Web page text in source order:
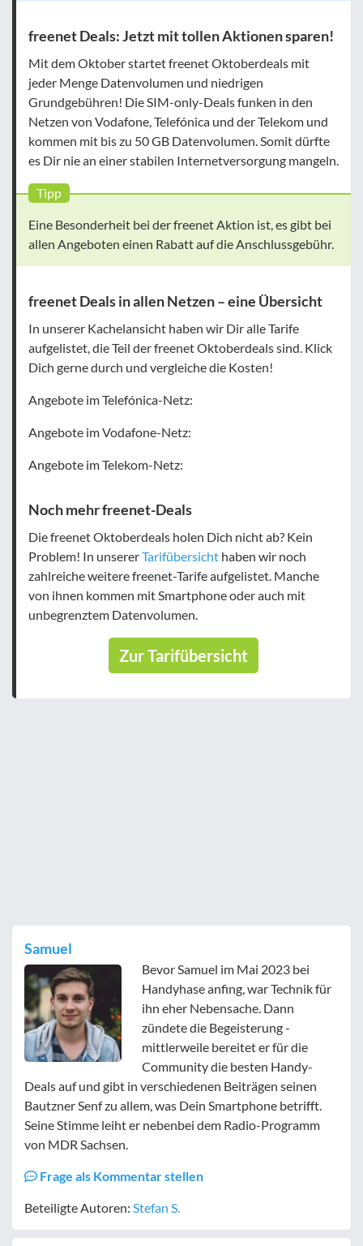
freenet Deals: Jetzt mit tollen Aktionen sparen!
Mit dem Oktober startet freenet Oktoberdeals mit
jeder Menge Datenvolumen und niedrigen
Grundgebühren! Die SIM-only-Deals funken in den
Netzen von Vodafone, Telefónica und der Telekom und
kommen mit bis zu 50 GB Datenvolumen. Somit dürfte
es Dir nie an einer stabilen Internetversorgung mangeln.
Tipp
Eine Besonderheit bei der freenet Aktion ist, es gibt bei
allen Angeboten einen Rabatt auf die Anschlussgebühr.
freenet Deals in allen Netzen – eine Übersicht
In unserer Kachelansicht haben wir Dir alle Tarife
aufgelistet, die Teil der freenet Oktoberdeals sind. Klick
Dich gerne durch und vergleiche die Kosten!
Angebote im Telefónica-Netz:
Angebote im Vodafone-Netz:
Angebote im Telekom-Netz:
Noch mehr freenet-Deals
Die freenet Oktoberdeals holen Dich nicht ab? Kein
Problem! In unsererTarifübersicht haben wir noch
zahlreiche weitere freenet-Tarife aufgelistet. Manche
von ihnen kommen mit Smartphone oder auch mit
unbegrenztem Datenvolumen.
Zur Tarifübersicht
Samuel
Bevor Samuel im Mai 2023 bei
Handyhase anfing, war Technik für
ihn eher Nebensache. Dann
zündete die Begeisterung -
mittlerweile bereitet er für die
Community die besten Handy-
Deals auf und gibt in verschiedenen Beiträgen seinen
Bautzner Senf zu allem, was Dein Smartphone betrifft.
Seine Stimme leiht er nebenbei dem Radio-Programm
von MDR Sachsen.
Frage als Kommentar stellen
Beteiligte Autoren: Stefan S.